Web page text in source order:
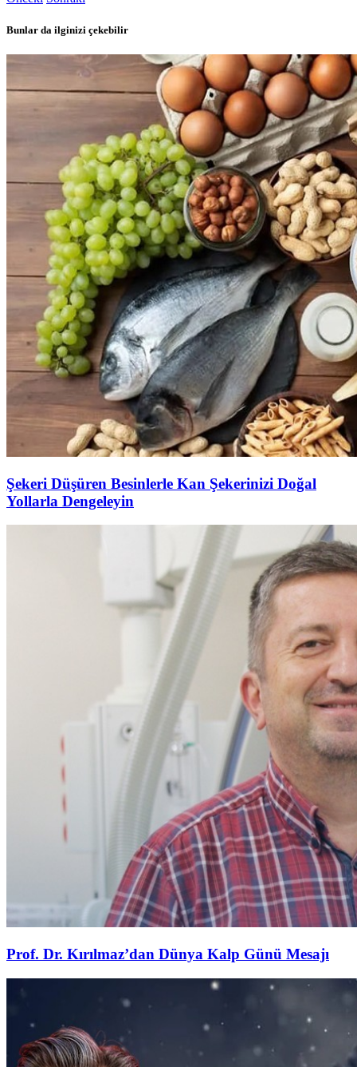
Bunlar da ilginizi çekebilir
Şekeri Düşüren Besinlerle Kan Şekerinizi Doğal
Yollarla Dengeleyin
Prof. Dr. Kırılmaz’dan Dünya Kalp Günü Mesajı